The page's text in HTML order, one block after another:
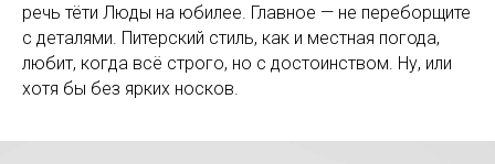
речь тёти Люды на юбилее. Главное — не переборщите
с деталями. Питерский стиль, как и местная погода,
любит, когда всё строго, но с достоинством. Ну, или
хотя бы без ярких носков.